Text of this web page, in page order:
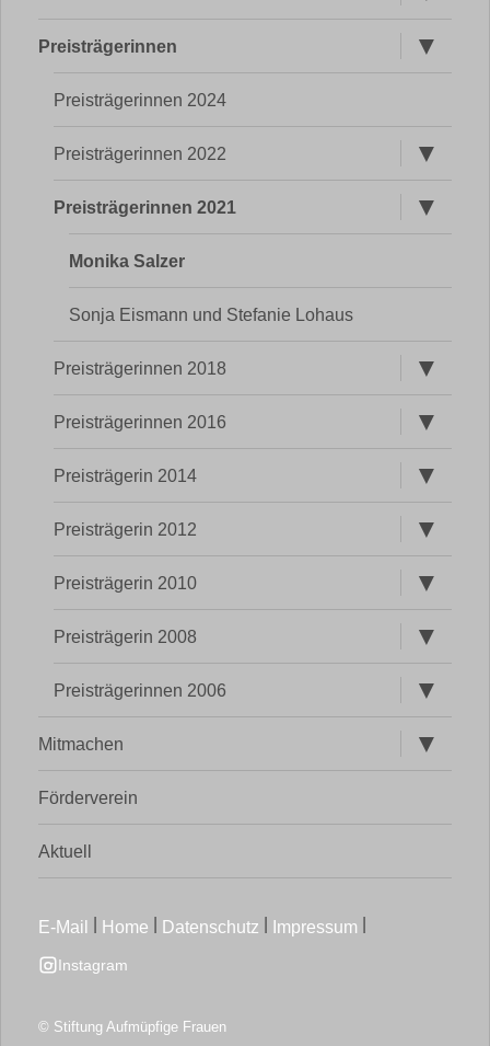
öffnen
Preisträgerinnen
öffnen
Preisträgerinnen 2024
Preisträgerinnen 2022
öffnen
Preisträgerinnen 2021
öffnen
Monika Salzer
Sonja Eismann und Stefanie Lohaus
Preisträgerinnen 2018
öffnen
Preisträgerinnen 2016
öffnen
Preisträgerin 2014
öffnen
Preisträgerin 2012
öffnen
Preisträgerin 2010
öffnen
Preisträgerin 2008
öffnen
Preisträgerinnen 2006
öffnen
Mitmachen
öffnen
Förderverein
Aktuell
Instagram
© Stiftung Aufmüpfige Frauen